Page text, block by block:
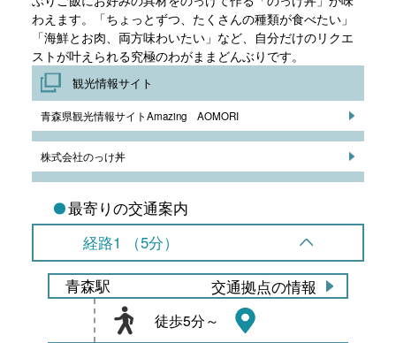
わえます。「ちょっとずつ、たくさんの種類が食べたい」
「海鮮とお肉、両方味わいたい」など、自分だけのリクエ
ストが叶えられる究極のわがままどんぶりです。
観光情報サイト
青森県観光情報サイトAmazing AOMORI
株式会社のっけ丼
最寄りの交通案内
経路1 （5分）
青森駅 交通拠点の情報
徒歩5分～